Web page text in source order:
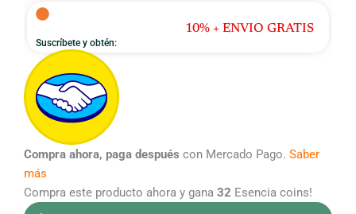
Suscríbete y obtén:
10% + ENVIO GRATIS
Compra ahora, paga después con Mercado Pago. Saber
más
Compra este producto ahora y gana 32 Esencia coins!
Gotas
de
CBD
menta
500mg
(15ml)
cantidad